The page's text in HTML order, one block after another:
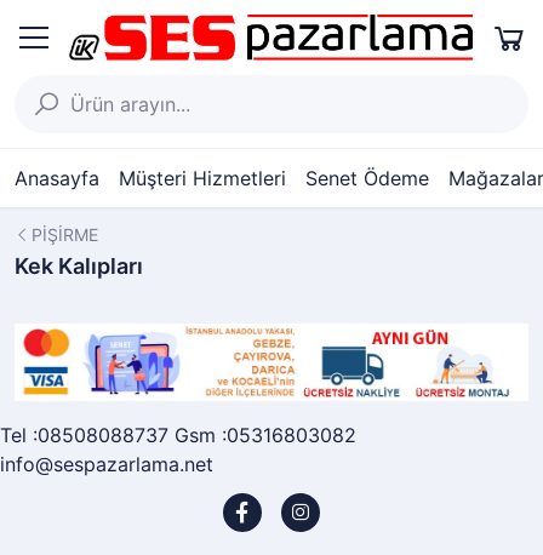
Anasayfa Müşteri Hizmetleri Senet Ödeme
PİŞİRME
Kek Kalıpları
Tel :08508088737 Gsm :05316803082
info@sespazarlama.net